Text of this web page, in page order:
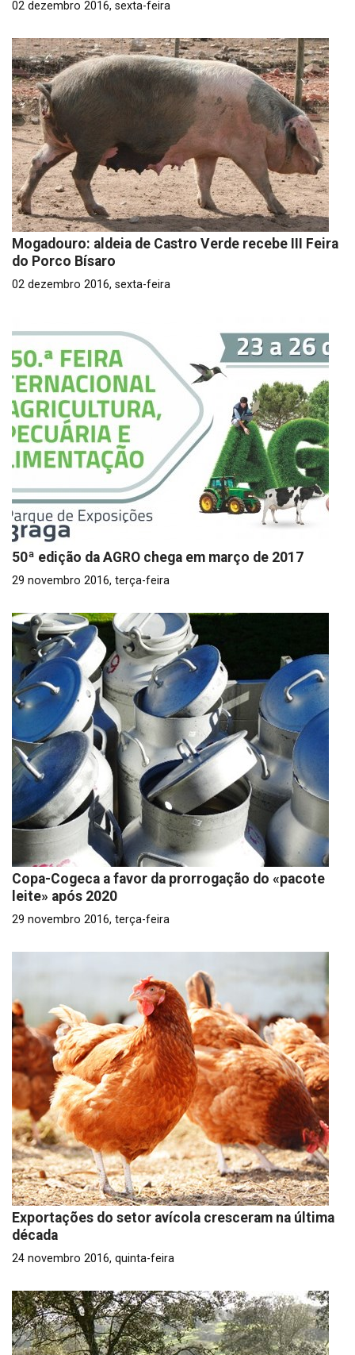
02 dezembro 2016, sexta-feira
Mogadouro: aldeia de Castro Verde recebe III Feira
do Porco Bísaro
02 dezembro 2016, sexta-feira
50ª edição da AGRO chega em março de 2017
29 novembro 2016, terça-feira
Copa-Cogeca a favor da prorrogação do «pacote
leite» após 2020
29 novembro 2016, terça-feira
Exportações do setor avícola cresceram na última
década
24 novembro 2016, quinta-feira